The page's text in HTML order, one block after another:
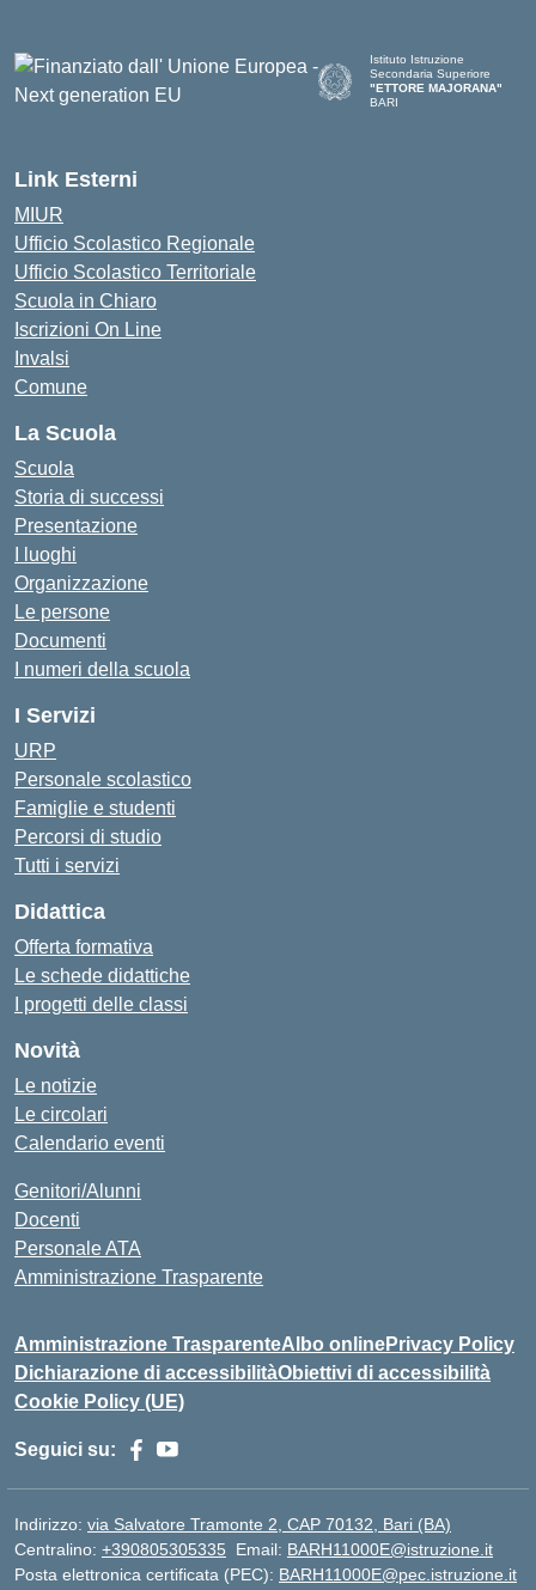
Istituto Istruzione
Secondaria Superiore
"ETTORE MAJORANA"
BARI
Link Esterni
MIUR
Ufficio Scolastico Regionale
Ufficio Scolastico Territoriale
Scuola in Chiaro
Iscrizioni On Line
Invalsi
Comune
La Scuola
Scuola
Storia di successi
Presentazione
I luoghi
Organizzazione
Le persone
Documenti
I numeri della scuola
I Servizi
URP
Personale scolastico
Famiglie e studenti
Percorsi di studio
Tutti i servizi
Didattica
Offerta formativa
Le schede didattiche
I progetti delle classi
Novità
Le notizie
Le circolari
Calendario eventi
Genitori/Alunni
Docenti
Personale ATA
Amministrazione Trasparente
Amministrazione TrasparenteAlbo onlinePrivacy Policy
Dichiarazione di accessibilitàObiettivi di accessibilità
Cookie Policy (UE)
Seguici su:
Indirizzo: via Salvatore Tramonte 2, CAP 70132, Bari (BA)
Centralino: +390805305335 Email: BARH11000E@istruzione.it
Posta elettronica certificata (PEC): BARH11000E@pec.istruzione.it